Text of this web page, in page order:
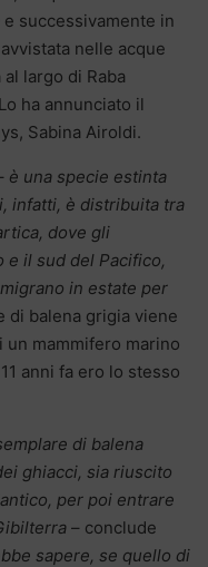
successivamente in
nelle acque
largo di Raba
ha annunciato il
Sabina Airoldi.
è una specie estinta
infatti, è distribuita tra
dove gli
e il sud del Pacifico,
in estate per
di balena grigia viene
mammifero marino
anni fa ero lo stesso
di balena
ghiacci, sia riuscito
per poi entrare
– conclude
sapere, se quello di